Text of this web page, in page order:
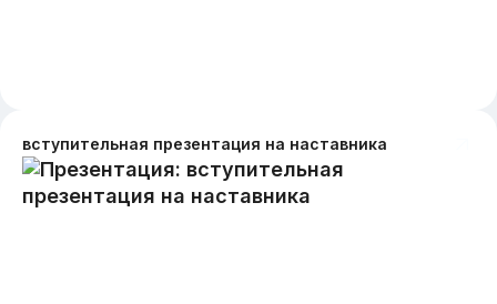
вступительная презентация на наставника